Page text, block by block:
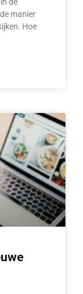
manier
Hoe